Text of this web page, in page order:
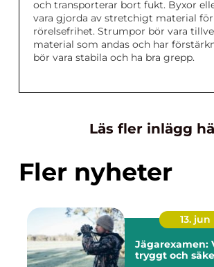
och transporterar bort fukt. Byxor
vara gjorda av stretchigt material för
rörelsefrihet. Strumpor bör vara
material som andas och har
bör vara stabila och ha bra grepp.
Läs fler inlägg
Fler nyheter
13. jun
Jägarexamen:
tryggt och